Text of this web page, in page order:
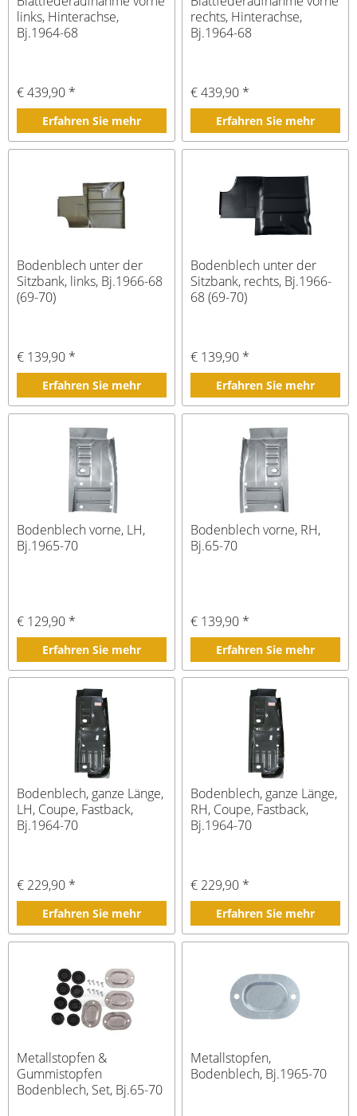
links, Hinterachse,
Bj.1964-68
€ 439,90 *
Erfahren Sie mehr
rechts, Hinterachse,
Bj.1964-68
€ 439,90 *
Erfahren Sie mehr
Bodenblech unter der
Sitzbank, links, Bj.1966-68
(69-70)
€ 139,90 *
Erfahren Sie mehr
Bodenblech unter der
Sitzbank, rechts, Bj.1966-
68 (69-70)
€ 139,90 *
Erfahren Sie mehr
Bodenblech vorne, LH,
Bj.1965-70
€ 129,90 *
Erfahren Sie mehr
Bodenblech vorne, RH,
Bj.65-70
€ 139,90 *
Erfahren Sie mehr
Bodenblech, ganze Länge,
LH, Coupe, Fastback,
Bj.1964-70
€ 229,90 *
Erfahren Sie mehr
Bodenblech, ganze Länge,
RH, Coupe, Fastback,
Bj.1964-70
€ 229,90 *
Erfahren Sie mehr
Metallstopfen &
Gummistopfen
Bodenblech, Set, Bj.65-70
Metallstopfen,
Bodenblech, Bj.1965-70